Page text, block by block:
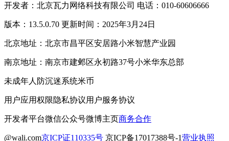
开发者：北京瓦力网络科技有限公司 电话：010-60606666
版本：13.5.0.70 更新时间：2025年3月24日
北京地址：北京市昌平区安居路小米智慧产业园
南京地址：南京市建邺区永初路37号小米华东总部
未成年人防沉迷系统米币
用户应用权限隐私协议用户服务协议
开发者平台微信公众号微博主页商务合作
@wali.com京ICP证110335号 京ICP备17017388号-1营业执照